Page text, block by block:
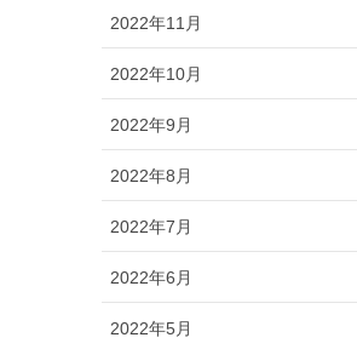
2022年11月
2022年10月
2022年9月
2022年8月
2022年7月
2022年6月
2022年5月